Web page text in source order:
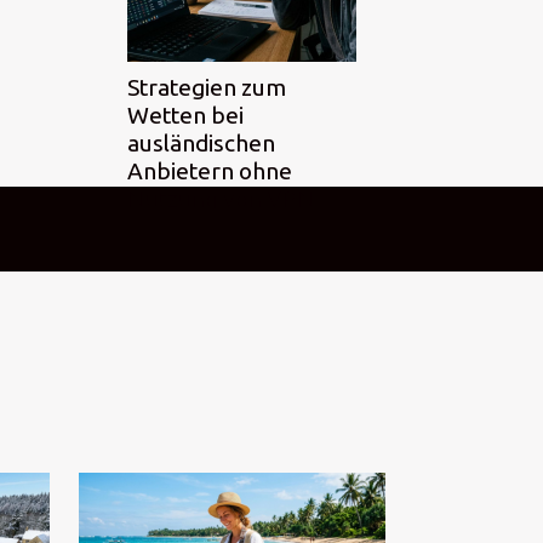
Strategien zum
Wetten bei
ausländischen
Anbietern ohne